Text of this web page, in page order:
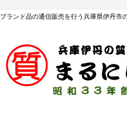
ブランド品の通信販売を行う兵庫県伊丹市